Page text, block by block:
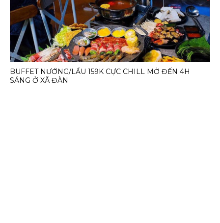
BUFFET NƯỚNG/LẨU 159K CỰC CHILL MỞ ĐẾN 4H
SÁNG Ở XÃ ĐÀN